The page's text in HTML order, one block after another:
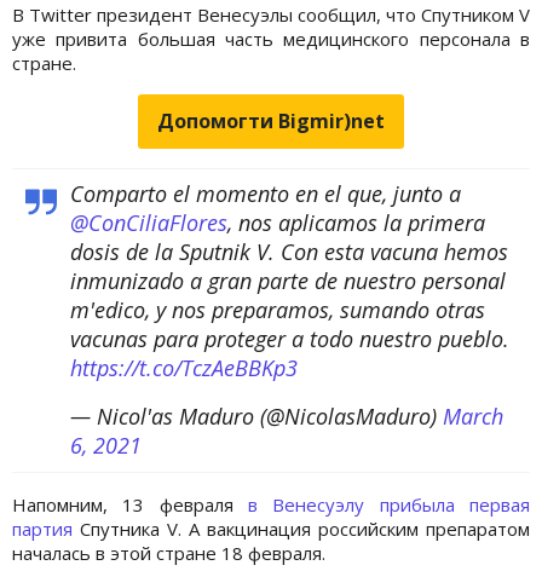
В Twitter президент Венесуэлы сообщил, что Спутником V
уже привита большая часть медицинского персонала в
стране.
Допомогти Bigmir)net
Comparto el momento en el que, junto a
@ConCiliaFlores, nos aplicamos la primera
dosis de la Sputnik V. Con esta vacuna hemos
inmunizado a gran parte de nuestro personal
m'edico, y nos preparamos, sumando otras
vacunas para proteger a todo nuestro pueblo.
https://t.co/TczAeBBKp3
— Nicol'as Maduro (@NicolasMaduro) March
6, 2021
Напомним, 13 февраля в Венесуэлу прибыла первая
партия Спутника V. А вакцинация российским препаратом
началась в этой стране 18 февраля.